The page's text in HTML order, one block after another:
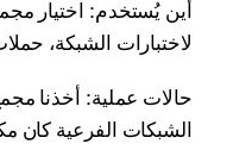
لاختبارات الشبكة،
الشبكات الفرعية كان